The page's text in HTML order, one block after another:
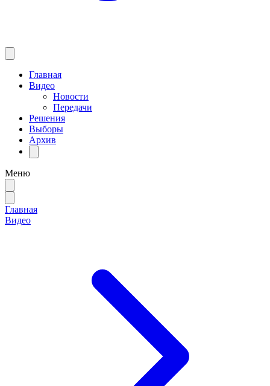
Главная
Видео
Новости
Передачи
Решения
Выборы
Архив
Меню
Главная
Видео